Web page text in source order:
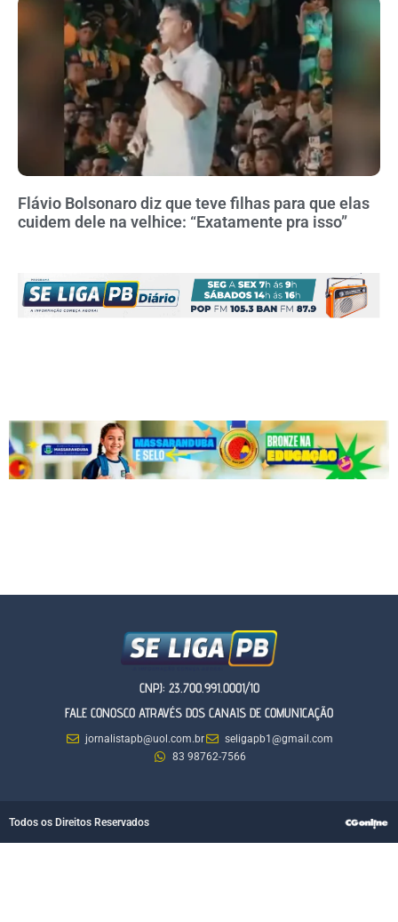
Flávio Bolsonaro diz que teve filhas para que elas
cuidem dele na velhice: “Exatamente pra isso”
CNPJ: 23.700.991.0001/10
FALE CONOSCO ATRAVÉS DOS CANAIS DE COMUNICAÇÃO
jornalistapb@uol.com.br
seligapb1@gmail.com
83 98762-7566
Todos os Direitos Reservados